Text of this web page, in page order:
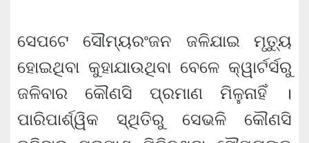
ସେପଟେ ସୌମ୍ୟରଂଜନ ଜଳିଯାଇ ମୃତ୍ୟୁ
ହୋଇଥିବା କୁହାଯାଉଥିବା ବେଳେ କ୍ୱାର୍ଟର୍ସରୁ
ଜଳିବାର କୌଣସି ପ୍ରମାଣ ମିଳୁନାହିଁ ।
ପାରିପାର୍ଶ୍ୱିକ ସ୍ଥିତିରୁ ସେଭଳି କୌଣସି